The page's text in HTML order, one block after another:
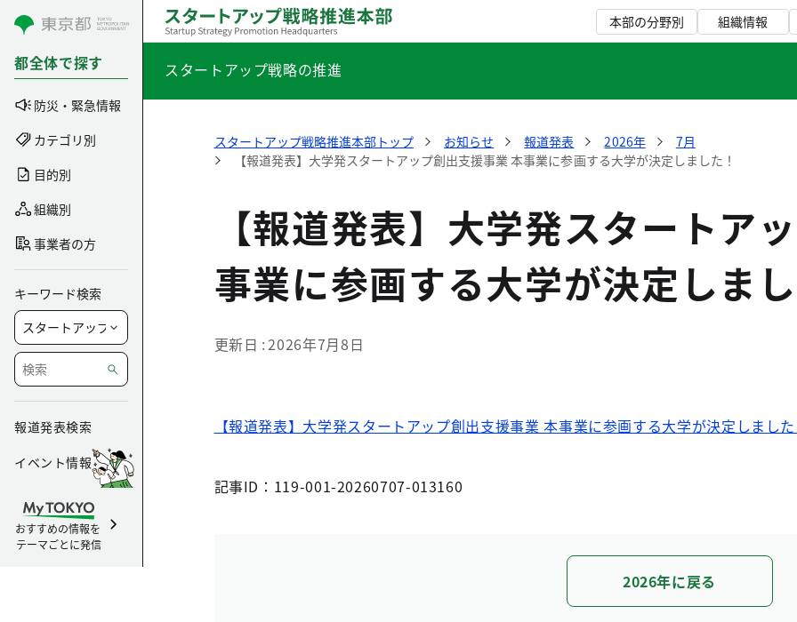
コンテンツにスキップ
都全体で探す
防災・緊急情報
カテゴリ別
目的別
組織別
事業者の方
キーワード検索
報道発表検索
イベント情報
おすすめの情報を
テーマごとに発信
本部の分野別 組織情報
スタートアップ戦略の推進
スタートアップ戦略推進本部トップ お知らせ 報道発表 2026年
7月
【報道発表】大学発スタートアップ創出支援事業 本事業に参画する大学が決定しました！
【報道発表】大学発スタートア
事業に参画する大学が決定しま
更新日 2026年7月8日
【報道発表】大学発スタートアップ創出支援事業 本事業に参画する大学が決定しまし
記事ID：119-001-20260707-013160
2026年に戻る